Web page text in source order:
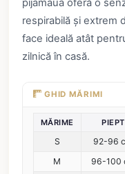
pijamaua oferă o
respirabilă și extrem
face ideală atât
zilnică în casă.
GHID MĂRIMI
MĂRIME PIEPT
S 92-96
M
96-100